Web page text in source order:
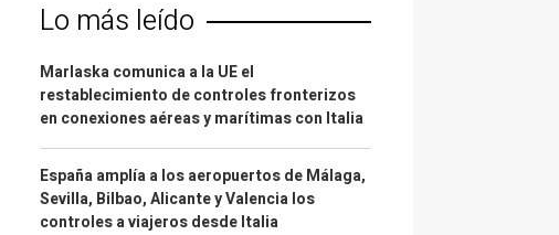
Lo más leído
Marlaska comunica a la UE el
restablecimiento de controles fronterizos
en conexiones aéreas y marítimas con Italia
España amplía a los aeropuertos de Málaga,
Sevilla, Bilbao, Alicante y Valencia los
controles a viajeros desde Italia